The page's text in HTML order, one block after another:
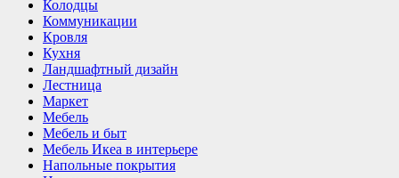
Колодцы
Коммуникации
Кровля
Кухня
Ландшафтный дизайн
Лестница
Маркет
Мебель
Мебель и быт
Мебель Икеа в интерьере
Напольные покрытия